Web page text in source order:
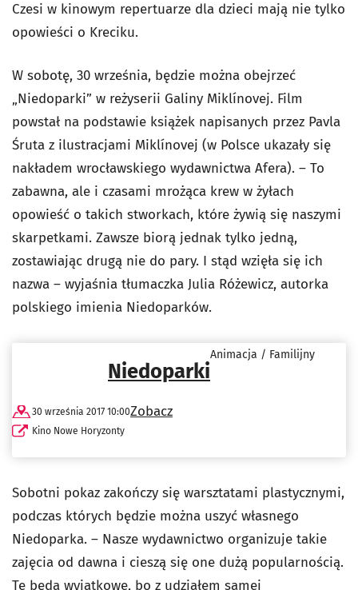
Czesi w kinowym repertuarze dla dzieci mają nie tylko
opowieści o Kreciku.
W sobotę, 30 września, będzie można obejrzeć
„Niedoparki” w reżyserii Galiny Miklínovej. Film
powstał na podstawie książek napisanych przez Pavla
Śruta z ilustracjami Miklínovej (w Polsce ukazały się
nakładem wrocławskiego wydawnictwa Afera). – To
zabawna, ale i czasami mrożąca krew w żyłach
opowieść o takich stworkach, które żywią się naszymi
skarpetkami. Zawsze biorą jednak tylko jedną,
zostawiając drugą nie do pary. I stąd wzięła się ich
nazwa – wyjaśnia tłumaczka Julia Różewicz, autorka
polskiego imienia Niedoparków.
Niedoparki
Animacja / Familijny
30 września 2017 10:00
Kino Nowe Horyzonty
Zobacz
Sobotni pokaz zakończy się warsztatami plastycznymi,
podczas których będzie można uszyć własnego
Niedoparka. – Nasze wydawnictwo organizuje takie
zajęcia od dawna i cieszą się one dużą popularnością.
Te będą wyjątkowe, bo z udziałem samej